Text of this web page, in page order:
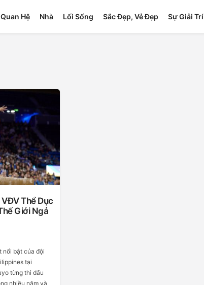
Hệ Nhà Lối Sống Sắc Đẹp, Vẻ Đẹp Sự Giải Trí
Thể Dục
Giới Ngả
nổi bật của đội
tại
từng thi đấu
nhiều năm và